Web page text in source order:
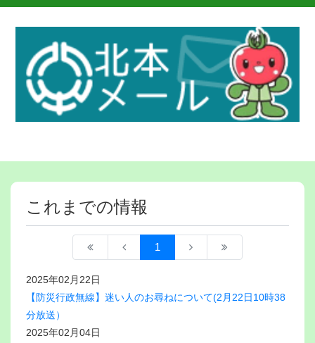
これまでの情報
1
2025年02月22日
【防災行政無線】迷い人のお尋ねについて(2月22日10時38
分放送）
2025年02月04日